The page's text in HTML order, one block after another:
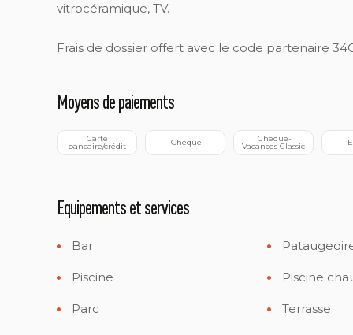
vitrocéramique, TV.
Frais de dossier offert avec le code partenaire
Moyens de paiements
bancaire/crédit Chèque Vacances Classic
Equipements et services
Bar
Piscine Piscine
Parc Terrasse